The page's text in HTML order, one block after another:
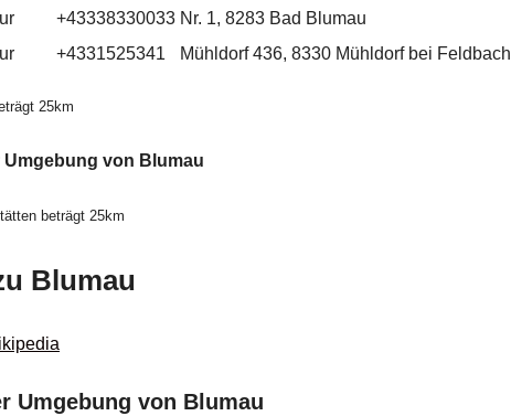
+43338330033 Nr. 1, 8283 Bad Blumau
+4331525341 Mühldorf 436, 8330 Mühldorf bei Feldbach
25km
von Blumau
beträgt 25km
Blumau
Umgebung von Blumau